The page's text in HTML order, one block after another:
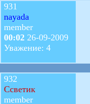
931
nayada
member
00:02 26-09-2009
Уважение: 4
932
Ссветик
member